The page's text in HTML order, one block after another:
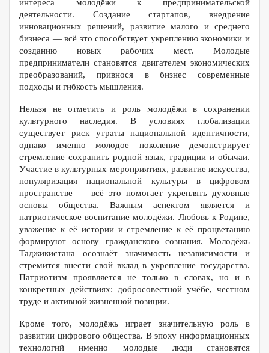
интереса молодёжи к предпринимательской
деятельности. Создание стартапов, внедрение
инновационных решений, развитие малого и среднего
бизнеса — всё это способствует укреплению экономики и
созданию новых рабочих мест. Молодые
предприниматели становятся двигателем экономических
преобразований, привнося в бизнес современные
подходы и гибкость мышления.
Нельзя не отметить и роль молодёжи в сохранении
культурного наследия. В условиях глобализации
существует риск утраты национальной идентичности,
однако именно молодое поколение демонстрирует
стремление сохранить родной язык, традиции и обычаи.
Участие в культурных мероприятиях, развитие искусства,
популяризация национальной культуры в цифровом
пространстве — всё это помогает укреплять духовные
основы общества. Важным аспектом является и
патриотическое воспитание молодёжи. Любовь к Родине,
уважение к её истории и стремление к её процветанию
формируют основу гражданского сознания. Молодёжь
Таджикистана осознаёт значимость независимости и
стремится внести свой вклад в укрепление государства.
Патриотизм проявляется не только в словах, но и в
конкретных действиях: добросовестной учёбе, честном
труде и активной жизненной позиции.
Кроме того, молодёжь играет значительную роль в
развитии цифрового общества. В эпоху информационных
технологий именно молодые люди становятся